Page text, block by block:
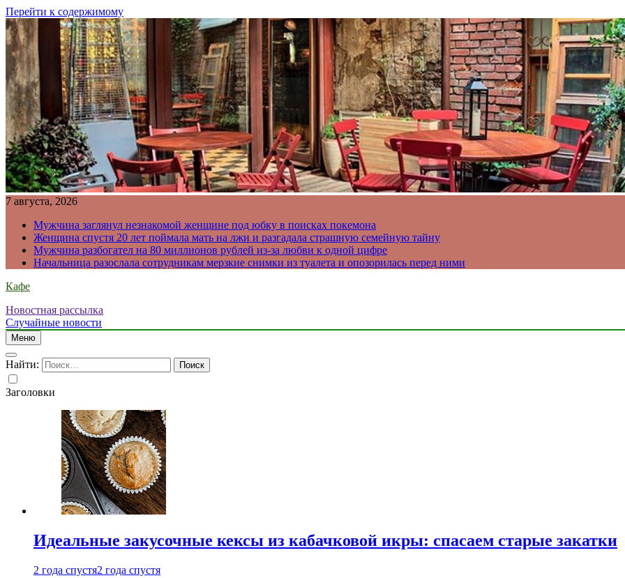
Перейти к содержимому
7 августа, 2026
Мужчина заглянул незнакомой женщине под юбку в поисках покемона
Женщина спустя 20 лет поймала мать на лжи и разгадала страшную семейную тайну
Мужчина разбогател на 80 миллионов рублей из-за любви к одной цифре
Начальница разослала сотрудникам мерзкие снимки из туалета и опозорилась перед ними
Кафе
Новостная рассылка
Случайные новости
Меню
Найти:
Заголовки
Идеальные закусочные кексы из кабачковой икры: спасаем старые закатки
2 года спустя2 года спустя